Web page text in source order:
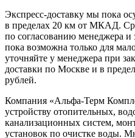
Экспресс-доставку мы пока
в пределах 20 км от МКАД.
по согласованию менеджера и
пока возможна только для
уточняйте у менеджера при
доставки по Москве и в
рублей.
Компания «Альфа-Терм
устройству отопительных,
канализационных систем,
установок по очистке воды.